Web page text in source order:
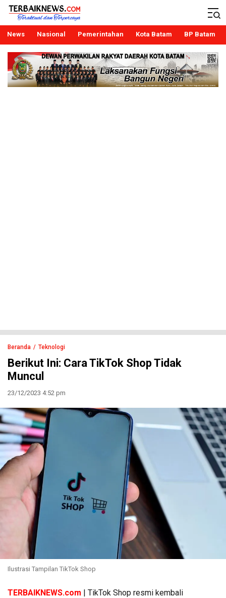
Terbaiknews
Teraktual dan Terpercaya
News Nasional Pemerintahan Kota Batam BP Batam
Beranda Teknologi
Berikut Ini: Cara TikTok Shop Tidak
Muncul
23/12/2023 4:52 pm
Ilustrasi Tampilan TikTok Shop
TERBAIKNEWS.com | TikTok Shop resmi kembali